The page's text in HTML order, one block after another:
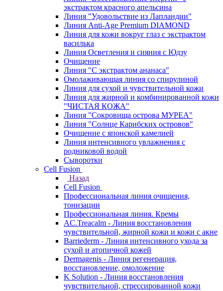
экстрактом красного апельсина
Линия "Удовольствие из Лапландии"
Линия Anti-Age Premium DIAMOND
Линия для кожи вокруг глаз с экстрактом
василька
Линия Осветления и сияния с Юдзу
Очищение
Линия "С экстрактом ананаса"
Омолаживающая линия со спирулиной
Линия для сухой и чувствительной кожи
Линия для жирной и комбинированной кожи
"ЧИСТАЯ КОЖА"
Линия "Сокровища острова МУРЕА"
Линия "Солнце Карибских островов"
Очищение с японской камелией
Линия интенсивного увлажнения с
родниковой водой
Сыворотки
Cell Fusion
Назад
Cell Fusion
Профессиональная линия очищения,
тонизации
Профессиональная линия. Кремы
AC.Treacalm - Линия восстановления
чувствительной, жирной кожи и кожи с акне
Barriederm - Линия интенсивного ухода за
сухой и атопичной кожей
Dermagenis - Линия регенерация,
восстановление, омоложение
K Solution - Линия восстановления
чувствительной, стрессированной кожи